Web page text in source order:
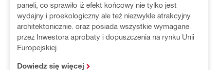
paneli, co sprawiło iż efekt końcowy nie tylko jest
wydajny i proekologiczny ale też niezwykle atrakcyjny
architektonicznie. oraz posiada wszystkie wymagane
przez Inwestora aprobaty i dopuszczenia na rynku Unii
Europejskiej.
Dowiedz się więcej